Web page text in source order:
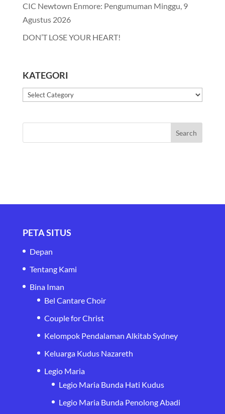
CIC Newtown Enmore: Pengumuman Minggu, 9
Agustus 2026
DON’T LOSE YOUR HEART!
KATEGORI
Kategori
PETA SITUS
Depan
Tentang Kami
Bina Iman
Bel Cantare Choir
Couple for Christ
Kelompok Pendalaman Alkitab Sydney
Keluarga Kudus Nazareth
Legio Maria
Legio Maria Bunda Hati Kudus
Legio Maria Bunda Penolong Abadi